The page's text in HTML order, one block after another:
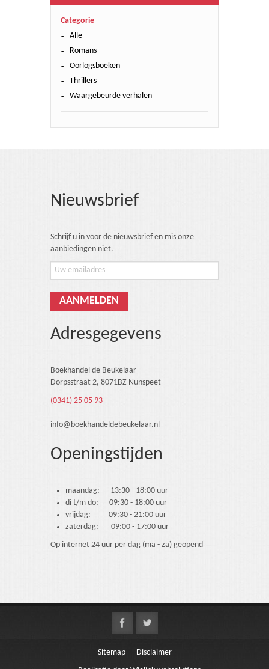
Categorie
Alle
Romans
Oorlogsboeken
Thrillers
Waargebeurde verhalen
Nieuwsbrief
Schrijf u in voor de nieuwsbrief en mis onze
aanbiedingen niet.
Adresgegevens
Boekhandel de Beukelaar
Dorpsstraat 2, 8071BZ Nunspeet
(0341) 25 05 93
info@boekhandeldebeukelaar.nl
Openingstijden
maandag: 13:30 - 18:00 uur
di t/m do: 09:30 - 18:00 uur
vrijdag: 09:30 - 21:00 uur
zaterdag: 09:00 - 17:00 uur
Op internet 24 uur per dag (ma - za) geopend
Sitemap
Disclaimer